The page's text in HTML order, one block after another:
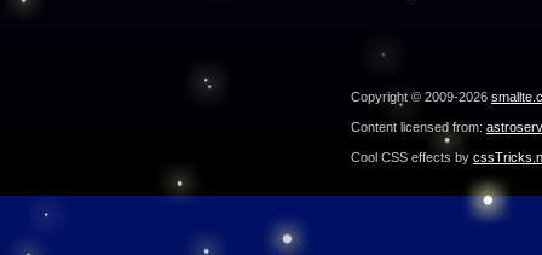
Copyright © 2009-2026
Content licensed from:
Cool CSS effects by